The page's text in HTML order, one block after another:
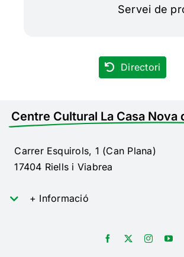
Servei de
Directori
Centre Cultural La Casa Nova
Carrer Esquirols, 1 (Can Plana)
17404 Riells i Viabrea
+ Informació